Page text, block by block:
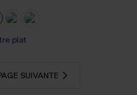
plat
SUIVANTE